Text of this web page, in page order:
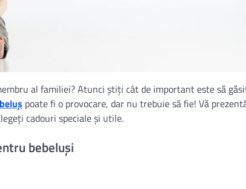
al familiei? Atunci știți cât de important este să
poate fi o provocare, dar nu trebuie să fie! Vă
cadouri speciale și utile.
bebeluși